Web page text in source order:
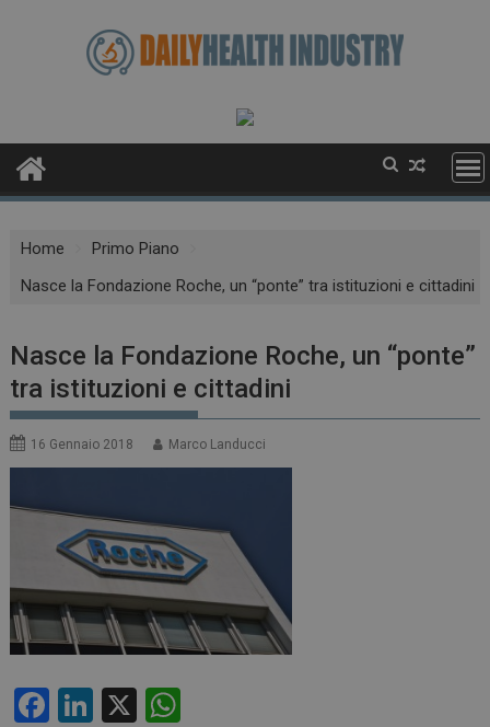
Home
Primo Piano
Nasce la Fondazione Roche, un “ponte” tra istituzioni e cittadini
Nasce la Fondazione Roche, un “ponte”
tra istituzioni e cittadini
16 Gennaio 2018 Marco Landucci
F
Li X